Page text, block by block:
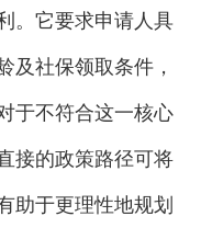
。它要求申请人具
及社保领取条件，
于不符合这一核心
接的政策路径可将
助于更理性地规划